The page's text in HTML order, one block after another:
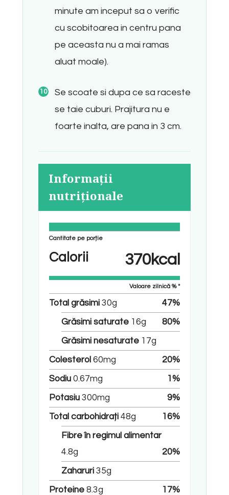
minute am inceput sa o verific
cu scobitoarea in centru pana
pe aceasta nu a mai ramas
aluat moale).
Se scoate si dupa ce sa raceste
se taie cuburi. Prajitura nu e
foarte inalta, are pana in 3 cm.
Informații
nutriționale
Cantitate pe porție
Calorii 370kcal
Valoare zilnică % *
Total grăsimi 30g 47%
Grăsimi saturate 16g 80%
Grăsimi nesaturate 17g
Colesterol 60mg 20%
Sodiu 0.67mg 1 %
Potasiu 300mg 9%
Total carbohidrați 48g 16%
Fibre în regimul alimentar
4.8g 20%
Zaharuri 35g
Proteine 8.3g 17%